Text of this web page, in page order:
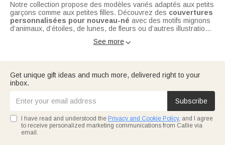
Notre collection propose des modèles variés adaptés aux petits
garçons comme aux petites filles. Découvrez des couvertures
personnalisées pour nouveau-né avec des motifs mignons
d’animaux, d’étoiles, de lunes, de fleurs ou d’autres illustrations
personnaliser la couverture avec les
Grâce à la personnalisation, chaque couverture devient un
personnalisée à son petit cocon.
Pratiques et pleines d’émotion, ces
peuvent également accompagner les sorties en famille, les
promenades ou les moments de détente à la maison.
See more
Get unique gift ideas and much more, delivered right to your
inbox.
Subscribe
I have read and understood the Privacy and Cookie Policy, and I agree
to receive personalized marketing communications from Callie via
email.